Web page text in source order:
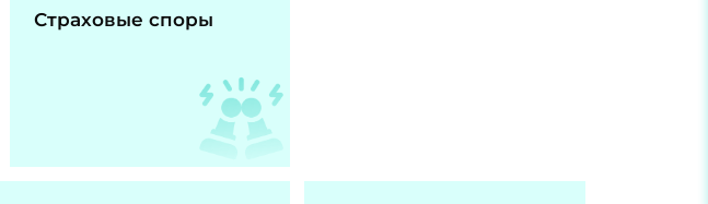
Страховые споры